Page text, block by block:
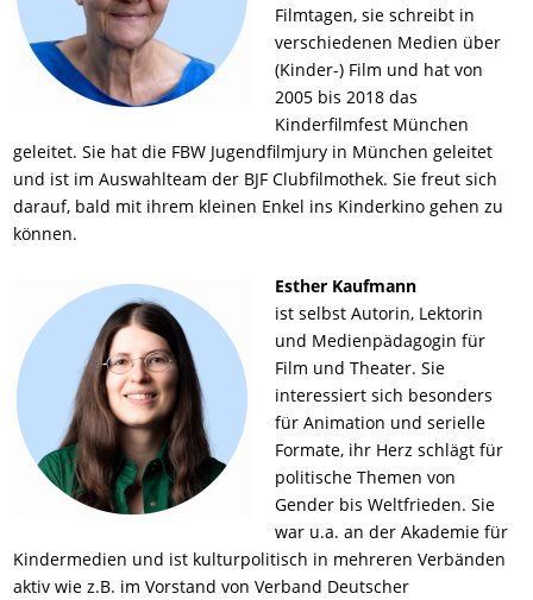
Filmtagen, sie schreibt in
verschiedenen Medien über
(Kinder-) Film und hat von
2005 bis 2018 das
Kinderfilmfest München
geleitet. Sie hat die FBW Jugendfilmjury in München geleitet
und ist im Auswahlteam der BJF Clubfilmothek. Sie freut sich
darauf, bald mit ihrem kleinen Enkel ins Kinderkino gehen zu
können.
Esther Kaufmann
ist selbst Autorin, Lektorin
und Medienpädagogin für
Film und Theater. Sie
interessiert sich besonders
für Animation und serielle
Formate, ihr Herz schlägt für
politische Themen von
Gender bis Weltfrieden. Sie
war u.a. an der Akademie für
Kindermedien und ist kulturpolitisch in mehreren Verbänden
aktiv wie z.B. im Vorstand von Verband Deutscher